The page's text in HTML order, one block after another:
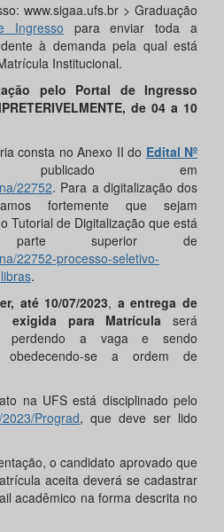
www.sigaa.ufs.br > Graduação
Ingresso para enviar toda a
à demanda pela qual está
Institucional.
pelo Portal de Ingresso
de 04 a 10
consta no Anexo II do Edital Nº
em
22752. Para a digitalização dos
fortemente que sejam
Tutorial de Digitalização que está
parte superior de
22752-processo-seletivo-
.
até 10/07/2023, a entrega de
exigida para Matrícula será
perdendo a vaga e sendo
se a ordem de
na UFS está disciplinado pelo
/2023/Prograd, que deve ser lido
o candidato aprovado que
aceita deverá se cadastrar
acadêmico na forma descrita no